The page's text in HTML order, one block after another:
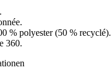
% polyester (50 % recyclé).
360.